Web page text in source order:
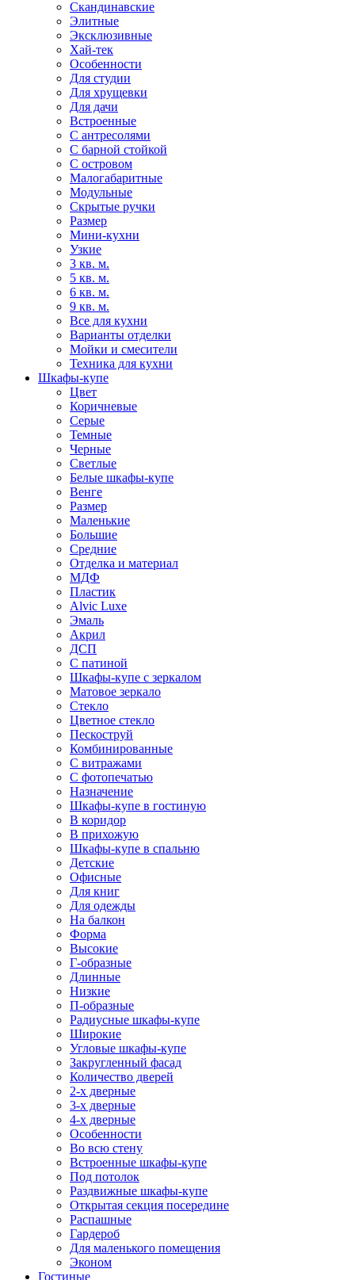
Скандинавские
Элитные
Эксклюзивные
Хай-тек
Особенности
Для студии
Для хрущевки
Для дачи
Встроенные
С антресолями
С барной стойкой
С островом
Малогабаритные
Модульные
Скрытые ручки
Размер
Мини-кухни
Узкие
3 кв. м.
5 кв. м.
6 кв. м.
9 кв. м.
Все для кухни
Варианты отделки
Мойки и смесители
Техника для кухни
Шкафы-купе
Цвет
Коричневые
Серые
Темные
Черные
Светлые
Белые шкафы-купе
Венге
Размер
Маленькие
Большие
Средние
Отделка и материал
МДФ
Пластик
Alvic Luxe
Эмаль
Акрил
ДСП
С патиной
Шкафы-купе с зеркалом
Матовое зеркало
Стекло
Цветное стекло
Пескоструй
Комбинированные
С витражами
С фотопечатью
Назначение
Шкафы-купе в гостиную
В коридор
В прихожую
Шкафы-купе в спальню
Детские
Офисные
Для книг
Для одежды
На балкон
Форма
Высокие
Г-образные
Длинные
Низкие
П-образные
Радиусные шкафы-купе
Широкие
Угловые шкафы-купе
Закругленный фасад
Количество дверей
2-х дверные
3-х дверные
4-х дверные
Особенности
Во всю стену
Встроенные шкафы-купе
Под потолок
Раздвижные шкафы-купе
Открытая секция посередине
Распашные
Гардероб
Для маленького помещения
Эконом
Гостиные